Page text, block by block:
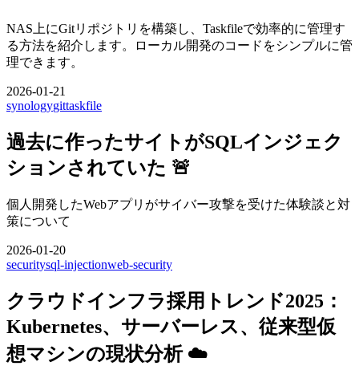
NAS上にGitリポジトリを構築し、Taskfileで効率的に管理す
る方法を紹介します。ローカル開発のコードをシンプルに管
理できます。
2026-01-21
synologygittaskfile
過去に作ったサイトがSQLインジェク
ションされていた 🚨
個人開発したWebアプリがサイバー攻撃を受けた体験談と対
策について
2026-01-20
securitysql-injectionweb-security
クラウドインフラ採用トレンド2025：
Kubernetes、サーバーレス、従来型仮
想マシンの現状分析 ☁️